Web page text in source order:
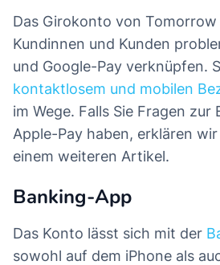
Das Girokonto von
Kundinnen und Kunden
und Google-Pay verknüpfen.
kontaktlosem und mobilen
im Wege. Falls Sie Fragen
Apple-Pay haben, erklären
einem weiteren Artikel.
Banking-App
Das Konto lässt sich mit der
sowohl auf dem iPhone als